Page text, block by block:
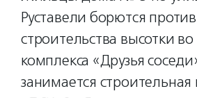
Руставели борются против
строительства высотки
комплекса «Друзья
занимается